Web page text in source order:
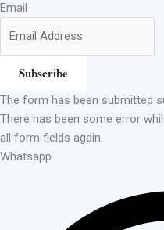
Email
Subscribe
The form has been submitted
There has been some error
all form fields again.
Whatsapp